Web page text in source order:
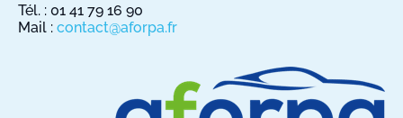
Tél. : 01 41 79 16 90
Mail : contact@aforpa.fr